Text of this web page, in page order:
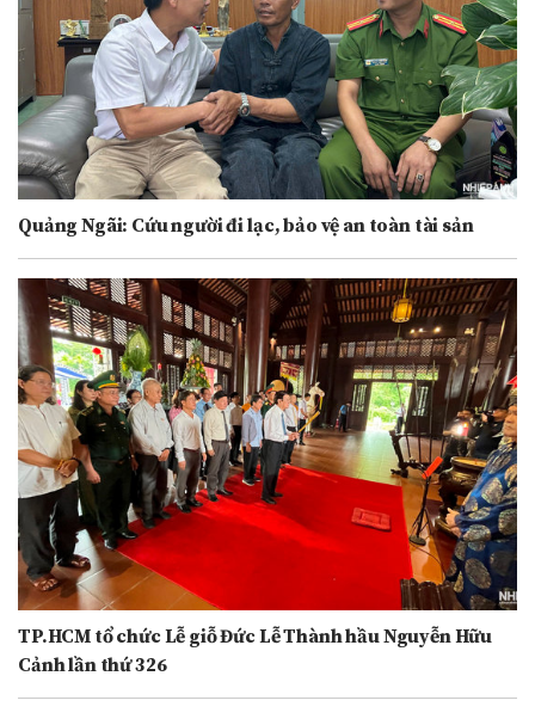
Quảng Ngãi: Cứu người đi lạc, bảo vệ an toàn tài sản
TP.HCM tổ chức Lễ giỗ Đức Lễ Thành hầu Nguyễn Hữu
Cảnh lần thứ 326